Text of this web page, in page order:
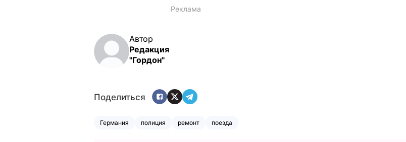
Автор
Редакция
"Гордон"
Поделиться
Германия полиция ремонт поезда